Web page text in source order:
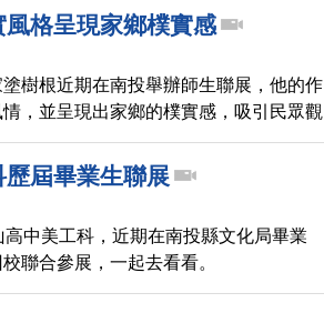
格呈現家鄉樸實感
樹根近期在南投舉辦師生聯展，他的作
，並呈現出家鄉的樸實感，吸引民眾觀
屆畢業生聯展
中美工科，近期在南投縣文化局畢業
聯合參展，一起去看看。